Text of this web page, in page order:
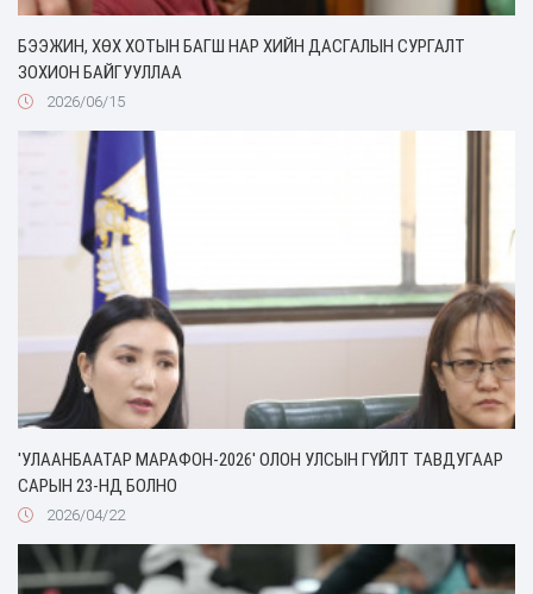
БЭЭЖИН, ХӨХ ХОТЫН БАГШ НАР ХИЙН ДАСГАЛЫН СУРГАЛТ
ЗОХИОН БАЙГУУЛЛАА
2026/06/15
'УЛААНБААТАР МАРАФОН-2026' ОЛОН УЛСЫН ГҮЙЛТ ТАВДУГААР
САРЫН 23-НД БОЛНО
2026/04/22